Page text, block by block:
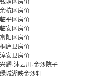
钱塘区房价
余杭区房价
临平区房价
临安区房价
富阳区房价
桐庐县房价
淳安县房价
兴耀·沐云川·金沙院子
绿城湖映金沙轩